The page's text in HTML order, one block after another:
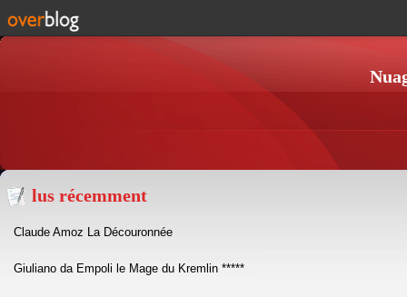
lus récemment
Claude Amoz La Découronnée
Giuliano da Empoli le Mage du Kremlin *****